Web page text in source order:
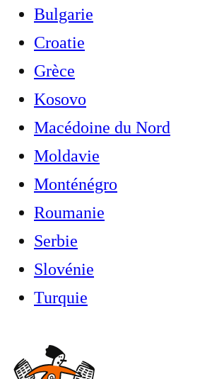
Bulgarie
Croatie
Grèce
Kosovo
Macédoine du Nord
Moldavie
Monténégro
Roumanie
Serbie
Slovénie
Turquie